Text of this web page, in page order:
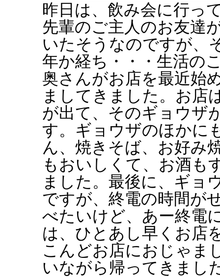
昨日は、飲み会に行っ
先輩のご主人のお友達
いたそうなのですが、
年か経ち・・・生活の
奥さんがお店を最近始
ましてきました。お店
が出て、そのギョウザ
す。ギョウザのほかに
ん、焼きそば、お好み
もおいしくて、お酒も
ました。最後に、ギョ
ですが、終電の時間が
べたいけど、あー終電
は、ひとあし早くお店
こんどお店におじゃま
いながら帰ってきまし